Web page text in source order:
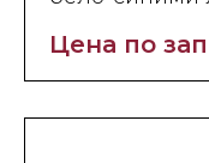
Цена по